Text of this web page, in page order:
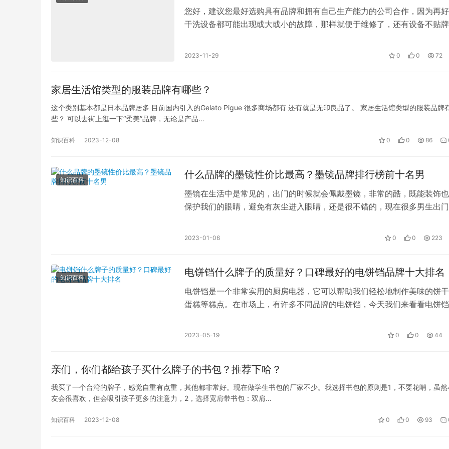
您好，建议您最好选购具有品牌和拥有自己生产能力的公司合作，因为再
干洗设备都可能出现或大或小的故障，那样就便于维修了，还有设备不贴牌
2023-11-29 0 0 72
家居生活馆类型的服装品牌有哪些？
这个类别基本都是日本品牌居多 目前国内引入的Gelato Pigue 很多商场都有 还有就是无印良品了。 家居生活馆类型的服装品牌
些？ 可以去街上逛一下“柔美”品牌，无论是产品…
知识百科 2023-12-08 0 0 86
知识百科 什么品牌的墨镜性价比最高？墨镜品牌排行榜前十名男
墨镜在生活中是常见的，出门的时候就会佩戴墨镜，非常的酷，既能装饰
保护我们的眼睛，避免有灰尘进入眼睛，还是很不错的，现在很多男生出门
2023-01-06 0 0 223
知识百科 电饼铛什么牌子的质量好？口碑最好的电饼铛品牌十大排名
电饼铛是一个非常实用的厨房电器，它可以帮助我们轻松地制作美味的饼干
蛋糕等糕点。在市场上，有许多不同品牌的电饼铛，今天我们来看看电饼铛
2023-05-19 0 0 44
亲们，你们都给孩子买什么牌子的书包？推荐下哈？
我买了一个台湾的牌子，感觉自重有点重，其他都非常好。现在做学生书包的厂家不少。我选择书包的原则是1，不要花哨，虽然
友会很喜欢，但会吸引孩子更多的注意力，2，选择宽肩带书包：双肩…
知识百科 2023-12-08 0 0 93